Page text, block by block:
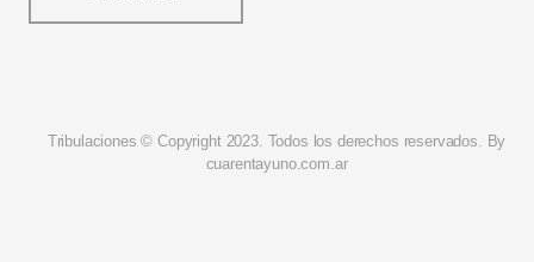
Tribulaciones © Copyright 2023. Todos los derechos reservados. By
cuarentayuno.com.ar